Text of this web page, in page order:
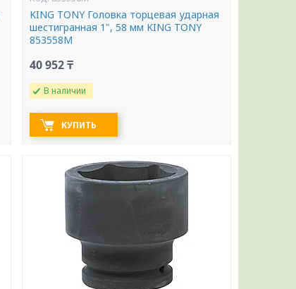
KING TONY Головка торцевая ударная
шестигранная 1", 58 мм KING TONY
853558M
40 952 ₸
В наличии
КУПИТЬ